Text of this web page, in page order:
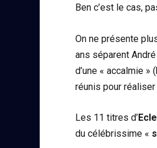
Ben c’est le cas,
On ne présente
ans séparent
d’une « accalmie
réunis pour
Les 11 titres d’
du célébrissime «